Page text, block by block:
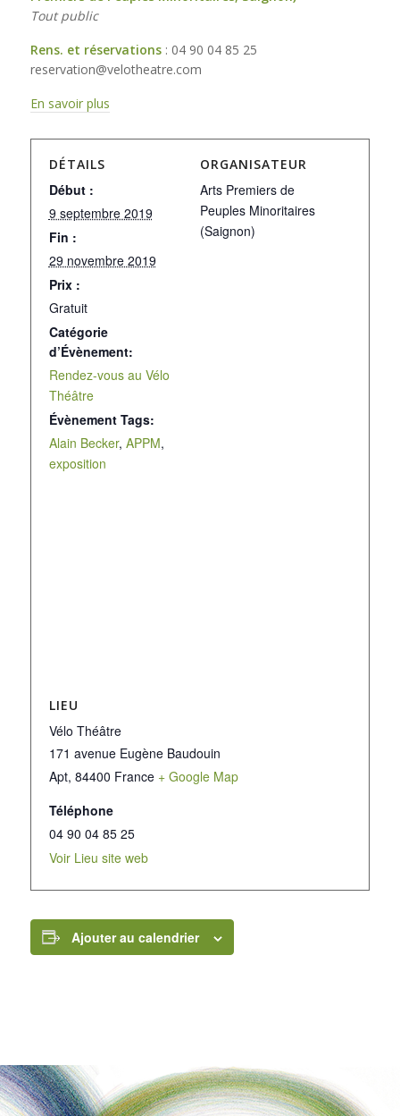
Tout public
Rens. et réservations: 04 90 04 85 25
reservation@velotheatre.com
En savoir plus
DÉTAILS
Début :
9 septembre 2019
Fin :
29 novembre 2019
Prix :
Gratuit
Catégorie
d’Évènement:
Rendez-vous au Vélo
Théâtre
Évènement Tags:
Alain Becker, APPM,
exposition
ORGANISATEUR
Arts Premiers de
Peuples Minoritaires
(Saignon)
LIEU
Vélo Théâtre
171 avenue Eugène Baudouin
Apt, 84400 France + Google Map
Téléphone
04 90 04 85 25
Voir Lieu site web
Ajouter au calendrier